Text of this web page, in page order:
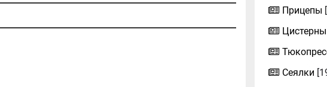
Прицепы
Цистерны
Сеялки